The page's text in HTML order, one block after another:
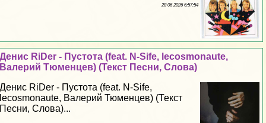
28 06 2026 6:57:54
Денис RiDer - Пустота (feat. N-Sife, lecosmonaute,
Валерий Тюменцев) (Текст Песни, Слова)
Денис RiDer - Пустота (feat. N-Sife,
lecosmonaute, Валерий Тюменцев) (Текст
Песни, Слова)...